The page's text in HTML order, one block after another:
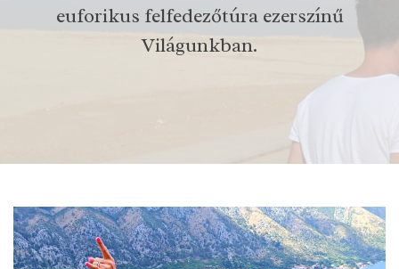
euforikus felfedezőtúra ezerszínű
Világunkban.